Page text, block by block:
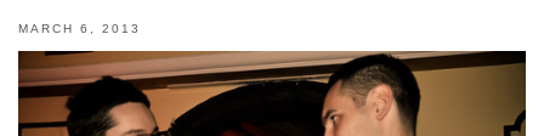
MARCH 6, 2013